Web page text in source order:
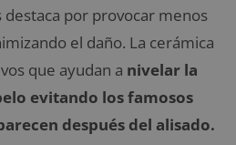
destaca por provocar menos
el daño. La cerámica
que ayudan a nivelar la
evitando los famosos
después del alisado.